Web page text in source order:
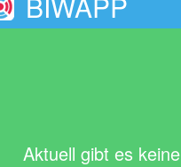
Aktuell gibt es keine